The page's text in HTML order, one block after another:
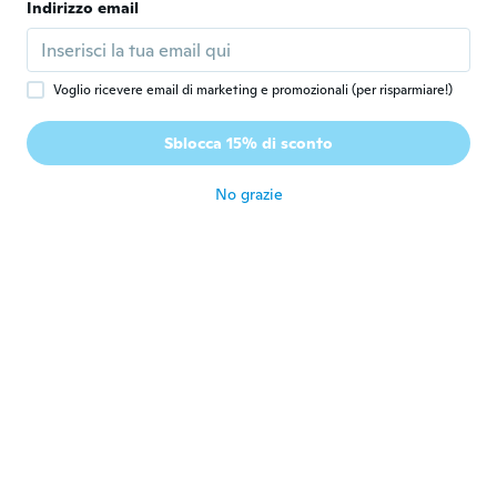
A Antoine
Iscrizione dal 2018 · recensioni 5 caricamenti
bigger and more of a jacket. It's cool
Indirizzo email
Voglio ricevere email di marketing e promozionali (per risparmiare!)
Sblocca 15% di sconto
No grazie